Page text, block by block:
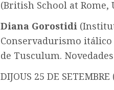
(British School at
Diana Gorostidi
Conservadurismo
de Tusculum.
DIJOUS 25 DE